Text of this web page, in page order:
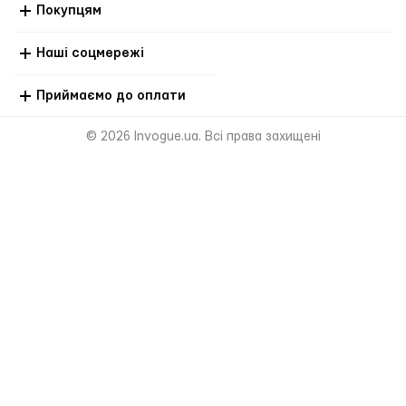
Покупцям
Наші соцмережі
Приймаємо до оплати
© 2026 Invogue.ua. Всі права захищені